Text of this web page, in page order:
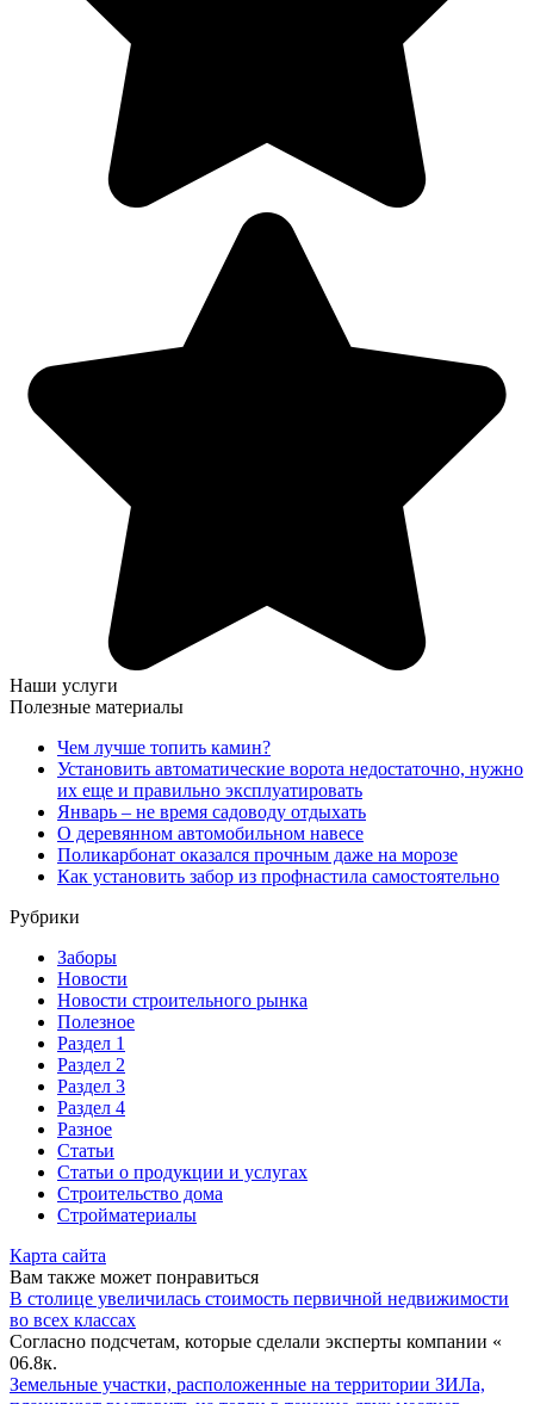
Наши услуги
Полезные материалы
Чем лучше топить камин?
Установить автоматические ворота недостаточно, нужно
их еще и правильно эксплуатировать
Январь – не время садоводу отдыхать
О деревянном автомобильном навесе
Поликарбонат оказался прочным даже на морозе
Как установить забор из профнастила самостоятельно
Рубрики
Заборы
Новости
Новости строительного рынка
Полезное
Раздел 1
Раздел 2
Раздел 3
Раздел 4
Разное
Статьи
Статьи o продукции и услугах
Строительство дома
Стройматериалы
Карта сайта
Вам также может понравиться
В столице увеличилась стоимость первичной недвижимости
во всех классах
Согласно подсчетам, которые сделали эксперты компании «
06.8к.
Земельные участки, расположенные на территории ЗИЛа,